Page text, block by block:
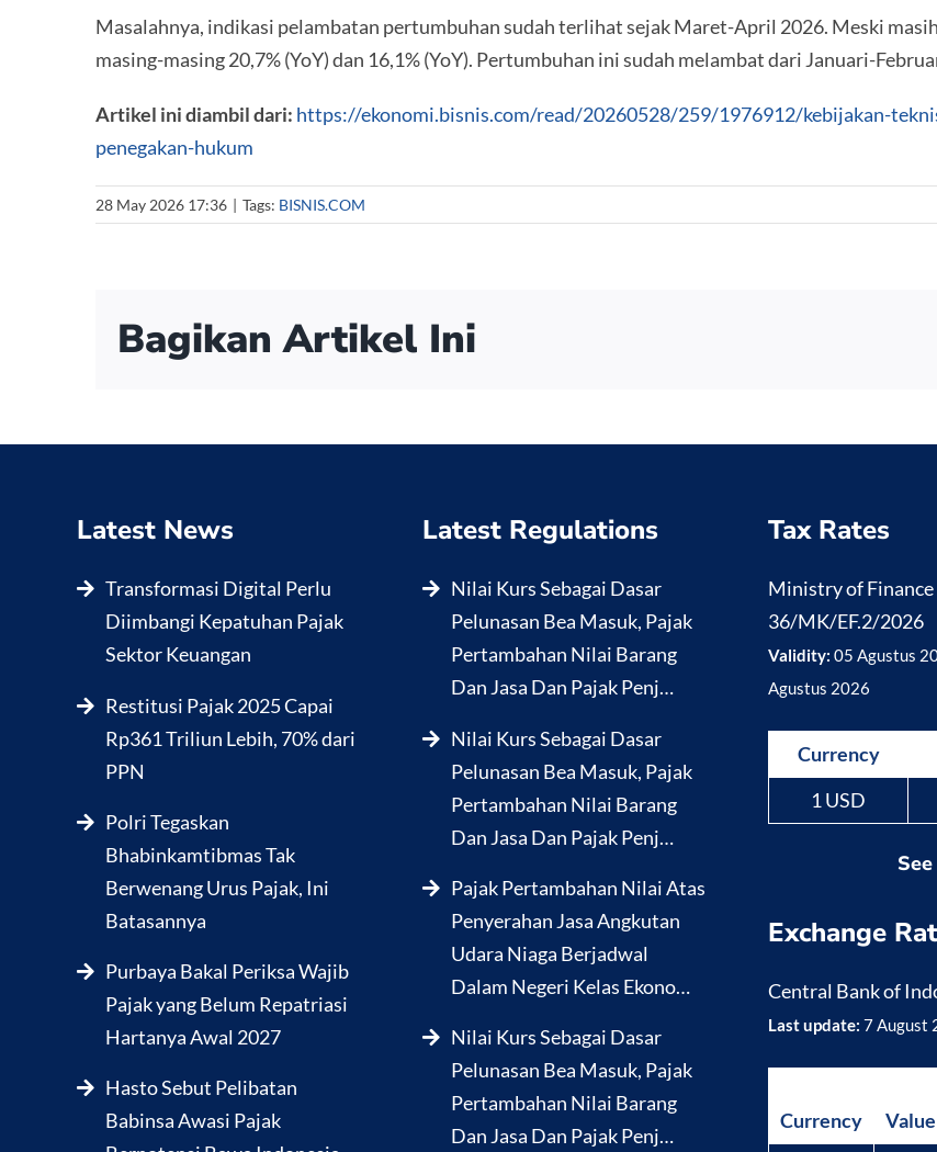
Masalahnya, indikasi pelambatan pertumbuhan sudah terlihat sejak Maret-April 2026. Meski
masing-masing 20,7% (YoY) dan 16,1% (YoY). Pertumbuhan ini sudah melambat dari Januari-
Artikel ini diambil dari: https://ekonomi.bisnis.com/read/20260528/259/1976912/kebijakan-
penegakan-hukum
28 May 2026 17:36 | Tags: BISNIS.COM
Bagikan Artikel Ini
Latest News
Transformasi Digital Perlu
Diimbangi Kepatuhan Pajak
Sektor Keuangan
Restitusi Pajak 2025 Capai
Rp361 Triliun Lebih, 70% dari
PPN
Polri Tegaskan
Bhabinkamtibmas Tak
Berwenang Urus Pajak, Ini
Batasannya
Purbaya Bakal Periksa Wajib
Pajak yang Belum Repatriasi
Hartanya Awal 2027
Hasto Sebut Pelibatan
Babinsa Awasi Pajak
Latest Regulations
Nilai Kurs Sebagai Dasar
Pelunasan Bea Masuk, Pajak
Pertambahan Nilai Barang
Dan Jasa Dan Pajak Penj…
Nilai Kurs Sebagai Dasar
Pelunasan Bea Masuk, Pajak
Pertambahan Nilai Barang
Dan Jasa Dan Pajak Penj…
Pajak Pertambahan Nilai Atas
Penyerahan Jasa Angkutan
Udara Niaga Berjadwal
Dalam Negeri Kelas Ekono…
Nilai Kurs Sebagai Dasar
Pelunasan Bea Masuk, Pajak
Pertambahan Nilai Barang
Dan Jasa Dan Pajak Penj…
Tax Rates
Ministry of
36/MK/EF.2/2026
Validity: 05 Agustus
Agustus 2026
Currency
1 USD
Exchange
Central Bank of
Last update: 7 August
Currency Value